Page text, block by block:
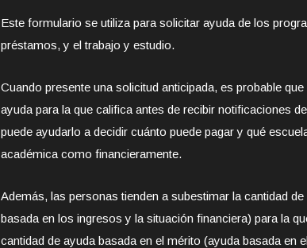
Este formulario se utiliza para solicitar ayuda de los
préstamos, y el trabajo y estudio.
Cuando presente una solicitud anticipada, es probable
ayuda para la que califica antes de recibir notificaciones
puede ayudarlo a decidir cuánto puede pagar y qué
académica como financieramente.
Además, las personas tienden a subestimar la cantidad
basada en los ingresos y la situación financiera) para la
cantidad de ayuda basada en el mérito (ayuda basada en